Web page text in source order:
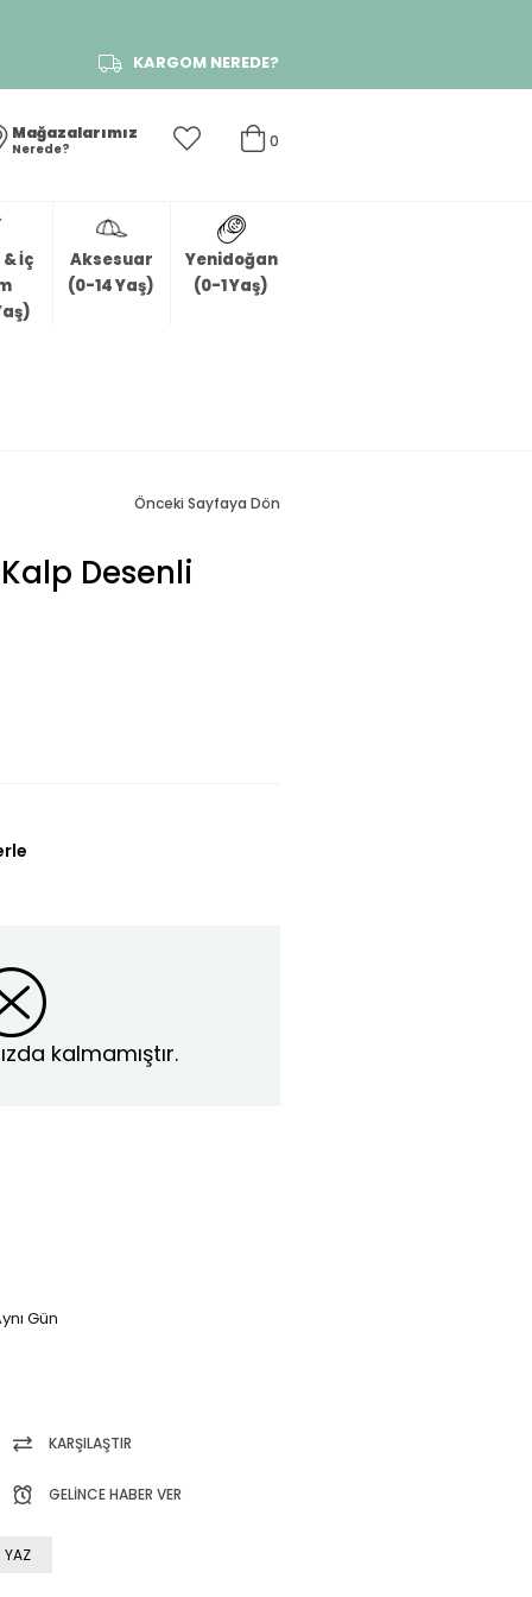
KARGOM NEREDE?
0
Mağazalarımız
Nerede?
İç
Aksesuar
(0-14 Yaş)
Yenidoğan
(0-1 Yaş)
Önceki Sayfaya Dön
Desenli
kalmamıştır.
Gün
KARŞILAŞTIR
GELINCE HABER VER
YAZ